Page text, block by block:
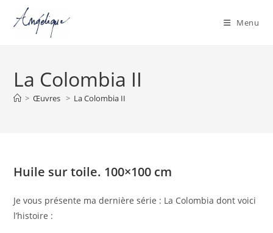
content
Menu
La Colombia II
> Œuvres > La Colombia II
Huile sur toile. 100×100 cm
Je vous présente ma dernière série : La Colombia dont voici
l’histoire :